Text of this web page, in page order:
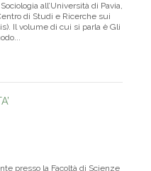
all’Università di Pavia,
di Studi e Ricerche sui
Il volume di cui si parla è Gli
presso la Facoltà di Scienze